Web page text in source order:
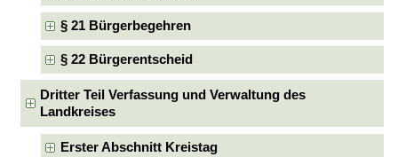
§ 21 Bürgerbegehren
§ 22 Bürgerentscheid
Dritter Teil Verfassung und Verwaltung des
Landkreises
Erster Abschnitt Kreistag